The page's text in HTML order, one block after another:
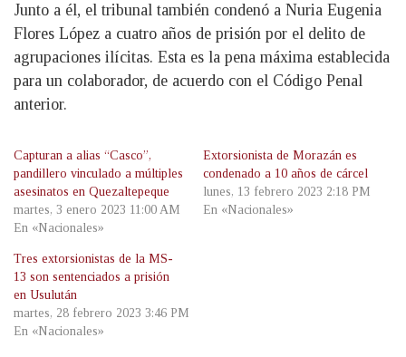
Junto a él, el tribunal también condenó a Nuria Eugenia
Flores López a cuatro años de prisión por el delito de
agrupaciones ilícitas. Esta es la pena máxima establecida
para un colaborador, de acuerdo con el Código Penal
anterior.
Capturan a alias “Casco”,
pandillero vinculado a múltiples
asesinatos en Quezaltepeque
martes, 3 enero 2023 11:00 AM
En «Nacionales»
Extorsionista de Morazán es
condenado a 10 años de cárcel
lunes, 13 febrero 2023 2:18 PM
En «Nacionales»
Tres extorsionistas de la MS-
13 son sentenciados a prisión
en Usulután
martes, 28 febrero 2023 3:46 PM
En «Nacionales»